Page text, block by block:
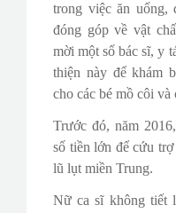
trong việc ăn uống,
đóng góp về vật
mời một số bác sĩ, y
thiện này để khám
cho các bé mồ côi và
Trước đó, năm
số tiền lớn để cứu
lũ lụt miền Trung.
Nữ ca sĩ không tiết